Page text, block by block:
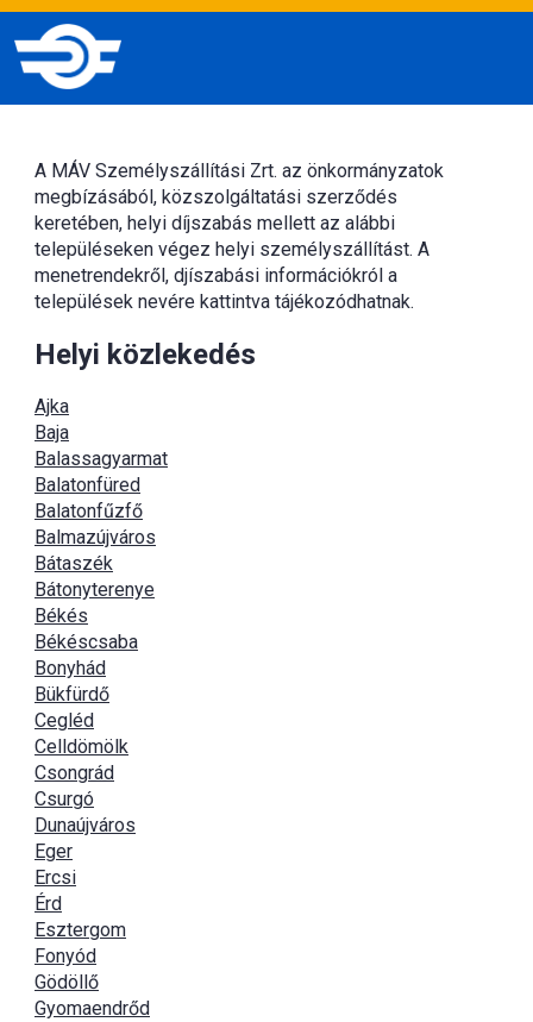
A MÁV Személyszállítási Zrt. az önkormányzatok
megbízásából, közszolgáltatási szerződés
keretében, helyi díjszabás mellett az alábbi
településeken végez helyi személyszállítást. A
menetrendekről, djíszabási információkról a
települések nevére kattintva tájékozódhatnak.
Helyi közlekedés
Ajka
Baja
Balassagyarmat
Balatonfüred
Balatonfűzfő
Balmazújváros
Bátaszék
Bátonyterenye
Békés
Békéscsaba
Bonyhád
Bükfürdő
Cegléd
Celldömölk
Csongrád
Csurgó
Dunaújváros
Eger
Ercsi
Érd
Esztergom
Fonyód
Gödöllő
Gyomaendrőd